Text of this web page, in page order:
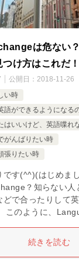
は危ない
け方はこれだ！
公開日： 2018-11-26
い時
語ができるようになる
はいいけど、英語喋れ
がんばりたい時
張りたい時
です(^^)(はじめま
？知らない人
どで合ったりして
このように、
続きを読む